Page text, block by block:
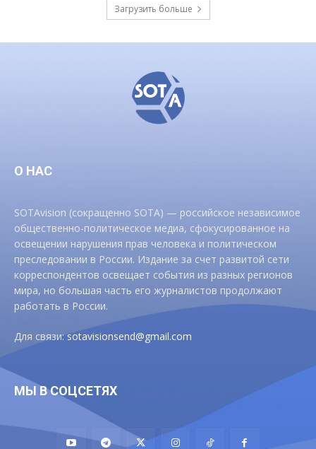
Загрузить больше
О НАС
SOTAvision (сокращенно SOTA) — российское независимое
общественно-политическое медиа, сфокусированное на
освещении нарушения прав человека и политическом
преследовании в России. Издание за счет развитой сети
корреспондентов освещает события из разных регионов
мира, но большая часть его журналистов продолжают
работать в России.
Для связи:sotavisionsend@gmail.com
МЫ В СОЦСЕТЯХ